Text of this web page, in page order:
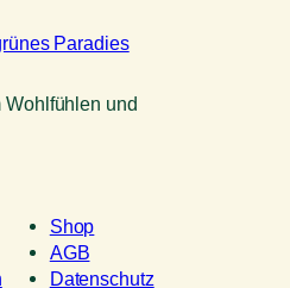
und
Shop
AGB
Datenschutz